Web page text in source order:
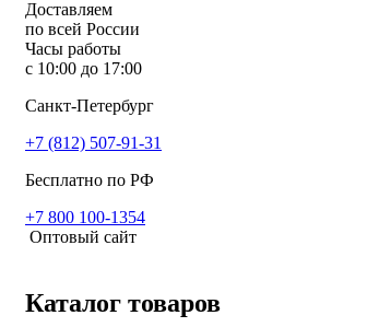
Доставляем
по всей России
Часы работы
с 10:00 до 17:00
Санкт-Петербург
+7 (812) 507-91-31
Бесплатно по РФ
+7 800 100-1354
Оптовый сайт
Каталог товаров